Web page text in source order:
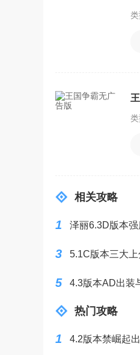
相关攻略
1 泽丽6.3D版本
3 5.1C版本三大
5 4.3版本AD出装
热门攻略
1 4.2版本禁崛起